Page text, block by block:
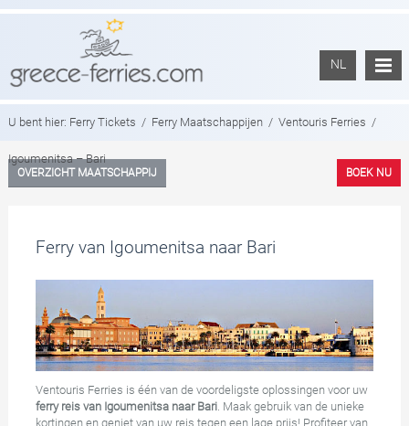
NL
U bent hier: Ferry Tickets / Ferry Maatschappijen / Ventouris Ferries /
Igoumenitsa – Bari
OVERZICHT MAATSCHAPPIJ BOEK NU
Ferry van Igoumenitsa naar Bari
Ventouris Ferries is één van de voordeligste oplossingen voor uw
ferry reis van Igoumenitsa naar Bari. Maak gebruik van de unieke
kortingen en geniet van uw reis tegen een lage prijs! Profiteer van